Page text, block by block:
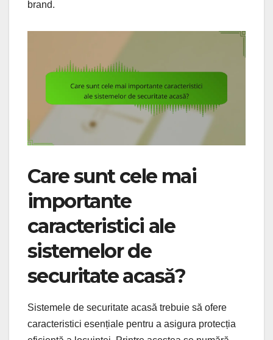
brand.
Care sunt cele mai
importante
caracteristici ale
sistemelor de
securitate acasă?
Sistemele de securitate acasă trebuie să ofere
caracteristici esențiale pentru a asigura protecția